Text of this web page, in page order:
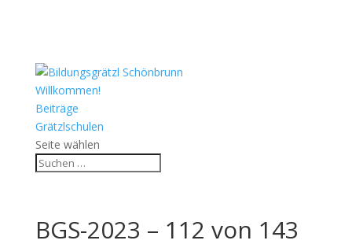
Willkommen!
Beiträge
Grätzlschulen
Seite wählen
BGS-2023 – 112 von 143